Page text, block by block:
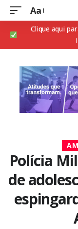
Aa
Clique aqui
Polícia
de